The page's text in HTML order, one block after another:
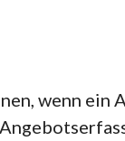
wenn